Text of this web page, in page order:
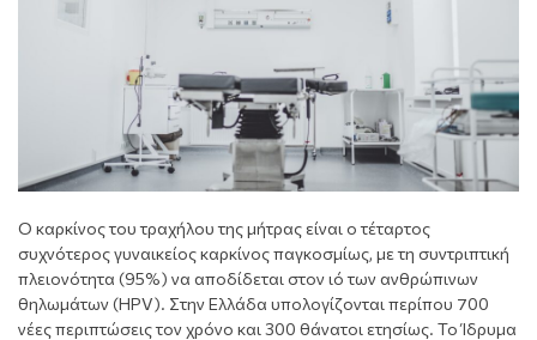
Ο καρκίνος του τραχήλου της μήτρας είναι ο τέταρτος
συχνότερος γυναικείος καρκίνος παγκοσμίως, με τη συντριπτική
πλειονότητα (95%) να αποδίδεται στον ιό των ανθρώπινων
θηλωμάτων (HPV). Στην Ελλάδα υπολογίζονται περίπου 700
νέες περιπτώσεις τον χρόνο και 300 θάνατοι ετησίως. Το Ίδρυμα